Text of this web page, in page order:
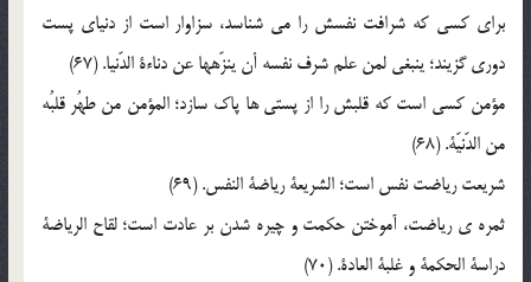
براي کسي که شرافت نفسش را مي شناسد، سزاوار است از دنياي پست
دوري گزيند؛ ينبغي لمن علم شرف نفسه أن ينزّهها عن دناءة الدّنيا. (67)
مؤمن کسي است که قلبش را از پستي ها پاک سازد؛ المؤمن من طهُر قلبُه
من الدّنيّة. (68)
شريعت رياضت نفس است؛ الشريعة رياضة النفس. (69)
ثمره ي رياضت، آموختن حکمت و چيره شدن بر عادت است؛ لقاح الرياضة
دراسة الحکمة و غلبة العادة. (70)